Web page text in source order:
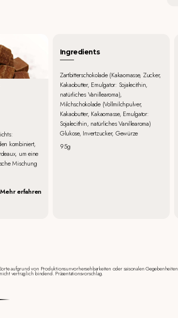
kombiniert,
um eine
Mischung
Mehr erfahren
Ingredients
Zartbitterschokolade (Kakaomasse, Zucker,
Kakaobutter, Emulgator: Sojalecithin,
natürliches Vanillearoma),
Milchschokolade (Vollmilchpulver,
Kakaobutter, Kakaomasse, Emulgator:
Sojalecithin, natürliches Vanillearoma)
Glukose, Invertzucker, Gewürze
95g
aufgrund von Produktionsunvorhersehbarkeiten oder saisonalen Gegebenheiten
vertraglich bindend. Präsentationsvorschlag.